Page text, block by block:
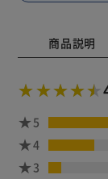
商品説明
5
4
3